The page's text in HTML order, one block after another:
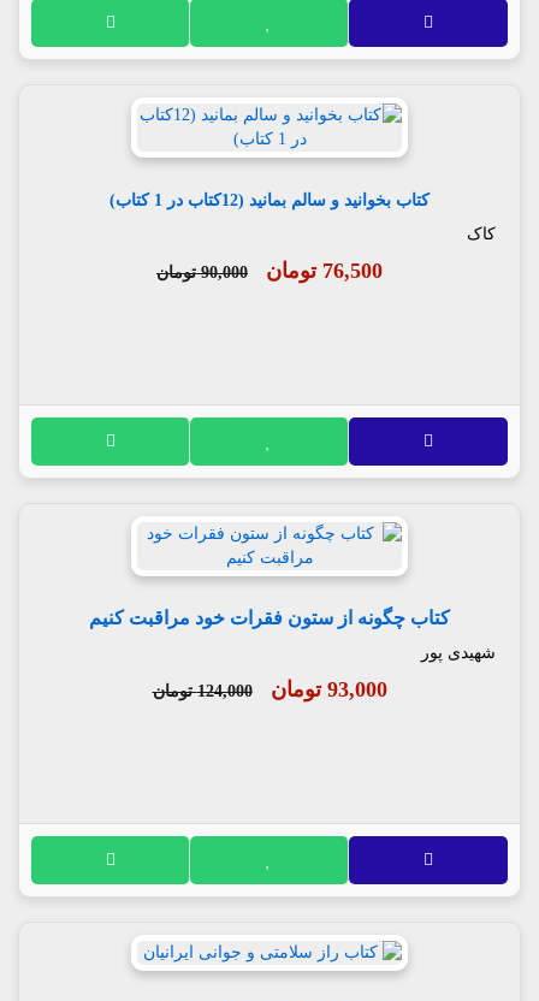
کتاب بخوانید و سالم بمانید (12کتاب در 1 کتاب)
کاک
76,500 تومان 90,000 تومان
کتاب چگونه از ستون فقرات خود مراقبت کنیم
شهیدی پور
93,000 تومان 124,000 تومان